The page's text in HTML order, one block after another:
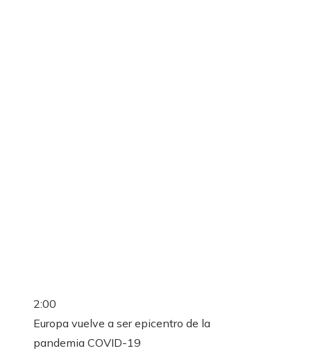
2:00
Europa vuelve a ser epicentro de la
pandemia COVID-19